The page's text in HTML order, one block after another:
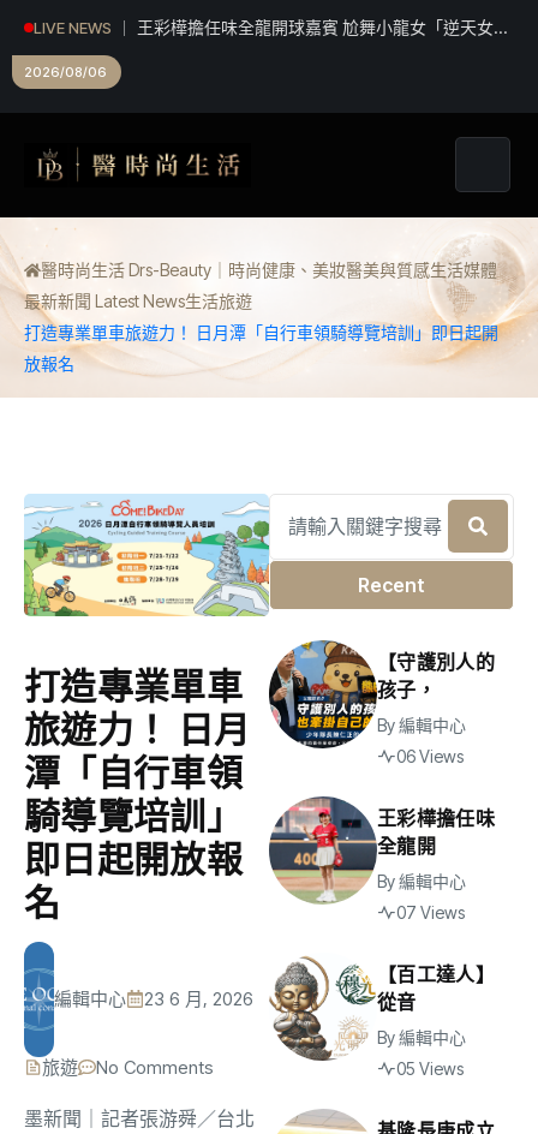
LIVE NEWS
王彩樺擔任味全龍開球嘉賓 尬舞小龍女「逆天女團
2026/08/06
醫時尚生活 Drs-Beauty｜時尚健康、美妝醫美與質感生活媒體
最新新聞 Latest News生活旅遊
打造專業單車旅遊力！ 日月潭「自行車領騎導覽培訓」即日起開
放報名
打造專業單車
旅遊力！ 日月
潭「自行車領
騎導覽培訓」
即日起開放報
名
編輯中心 23 6 月, 2026
旅遊 No Comments
墨新聞 ｜記者張游舜／台北
Recent
【守護別人的
孩子，
By編輯中心
06 Views
王彩樺擔任味
全龍開
By編輯中心
07 Views
【百工達人】
從音
By編輯中心
05 Views